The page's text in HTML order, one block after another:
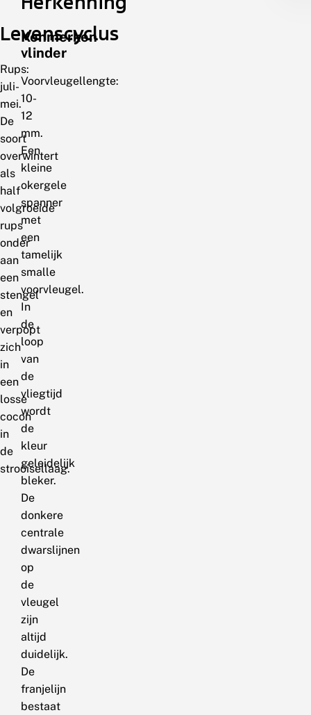
Levenscyclus
Rups:
juli-
mei.
De
soort
overwintert
als
half
volgroeide
rups
onder
aan
een
stengel
en
verpopt
zich
in
een
losse
cocon
in
de
strooisellaag.
Kenmerken
vlinder
Voorvleugellengte:
10-
12
mm.
Een
kleine
okergele
spanner
met
een
tamelijk
smalle
voorvleugel.
In
de
loop
van
de
vliegtijd
wordt
de
kleur
geleidelijk
bleker.
De
donkere
centrale
dwarslijnen
op
de
vleugel
zijn
altijd
duidelijk.
De
franjelijn
bestaat